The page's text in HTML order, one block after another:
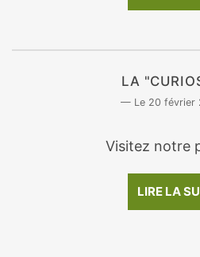
LA
20 février
Visitez notre
LIRE LA